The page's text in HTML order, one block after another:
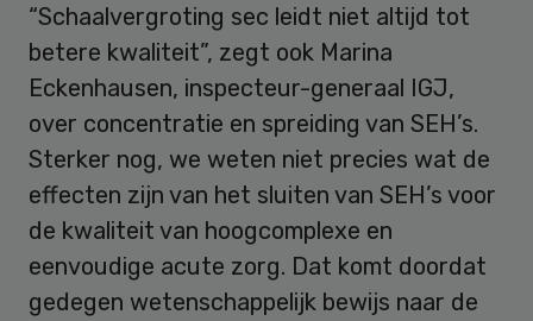
“Schaalvergroting sec leidt niet altijd tot
betere kwaliteit”, zegt ook Marina
Eckenhausen, inspecteur-generaal IGJ,
over concentratie en spreiding van SEH’s.
Sterker nog, we weten niet precies wat de
effecten zijn van het sluiten van SEH’s voor
de kwaliteit van hoogcomplexe en
eenvoudige acute zorg. Dat komt doordat
gedegen wetenschappelijk bewijs naar de